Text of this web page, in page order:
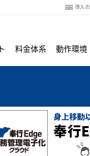
導入
料金体系 動作環境